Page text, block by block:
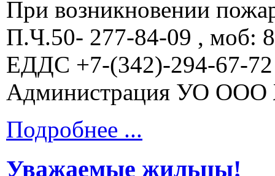
При возникновении
П.Ч.50- 277-84-09 , моб:
ЕДДС +7-(342)-294-67-
Администрация УО ООО
Подробнее ...
Уважаемые жильцы!